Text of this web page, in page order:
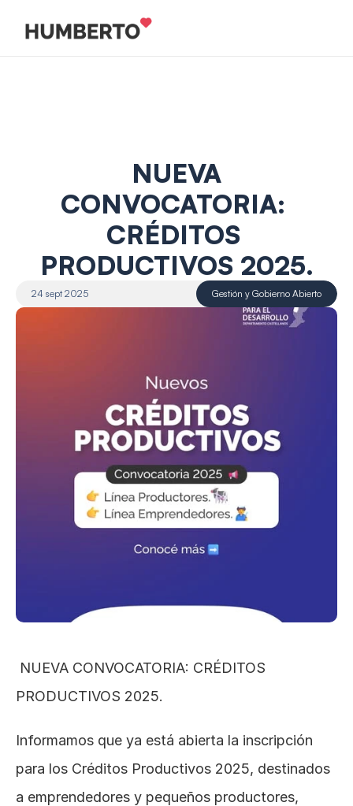
CONVOCATORIA:
CRÉDITOS
PRODUCTIVOS 2025.
24 sept 2025 Gestión y Gobierno Abierto
PRODUCTIVOS 2025.
Informamos que ya está abierta la inscripción
para los Créditos Productivos 2025, destinados
a emprendedores y pequeños productores,